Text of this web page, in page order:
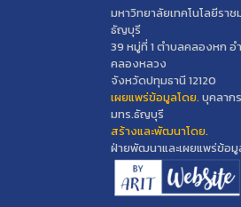
มหาวิทยาลัยเทคโนโลยีรา
ธัญบุรี
39 หมู่ที่ 1 ตำบลคลองหก อ
คลองหลวง
จังหวัดปทุมธานี 12120
เผยแพร่ข้อมูลโดย.บุคลาก
มทร.ธัญบุรี
สร้างและพัฒนาโดย.
ฝ่ายพัฒนาและเผยแพร่ข้อมู